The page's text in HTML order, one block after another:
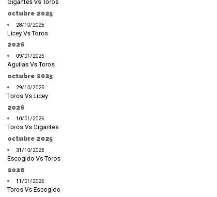
Gigantes Vs Toros
octubre 2025
28/10/2025
Licey Vs Toros
2026
09/01/2026
Aguilas Vs Toros
octubre 2025
29/10/2025
Toros Vs Licey
2026
10/01/2026
Toros Vs Gigantes
octubre 2025
31/10/2025
Escogido Vs Toros
2026
11/01/2026
Toros Vs Escogido